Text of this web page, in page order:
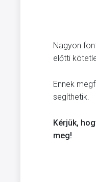
Nagyon
előtti
Ennek
segíthetik.
Kérjük,
meg!